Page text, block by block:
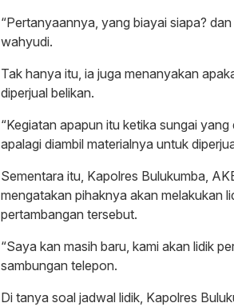
“Pertanyaannya, yang biayai siapa?
wahyudi.
Tak hanya itu, ia juga menanyakan
diperjual belikan.
“Kegiatan apapun itu ketika sungai
apalagi diambil materialnya untuk
Sementara itu, Kapolres Bulukumba,
mengatakan pihaknya akan melakukan
pertambangan tersebut.
“Saya kan masih baru, kami akan lidik
sambungan telepon.
Di tanya soal jadwal lidik, Kapolres